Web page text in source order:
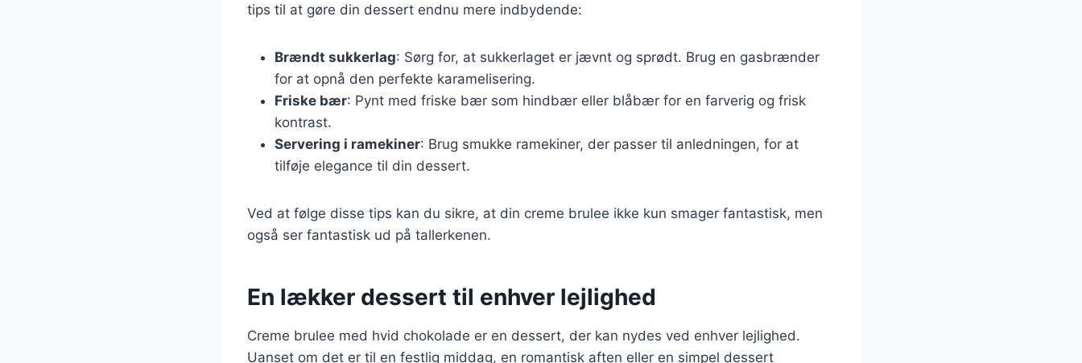
tips til at gøre din dessert endnu mere indbydende:
Brændt sukkerlag: Sørg for, at sukkerlaget er jævnt og sprødt. Brug en gasbrænder
for at opnå den perfekte karamelisering.
Friske bær: Pynt med friske bær som hindbær eller blåbær for en farverig og frisk
kontrast.
Servering i ramekiner: Brug smukke ramekiner, der passer til anledningen, for at
tilføje elegance til din dessert.
Ved at følge disse tips kan du sikre, at din creme brulee ikke kun smager fantastisk, men
også ser fantastisk ud på tallerkenen.
En lækker dessert til enhver lejlighed
Creme brulee med hvid chokolade er en dessert, der kan nydes ved enhver lejlighed.
Uanset om det er til en festlig middag, en romantisk aften eller en simpel dessert